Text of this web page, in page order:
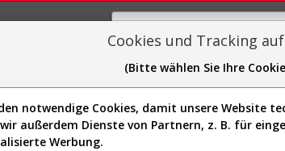
Sector-Spider Easy-
SG1V12936232]
Website:
Sektor:
Cookies und Tracking
(Bitte wählen Sie Ihre
notwendige Cookies, damit unsere Website
außerdem Dienste von Partnern, z. B. für
Werbung.